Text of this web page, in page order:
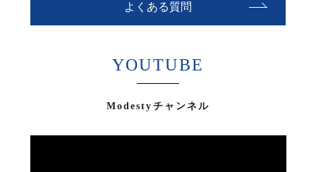
よくある質問
YOUTUBE
Modestyチャンネル